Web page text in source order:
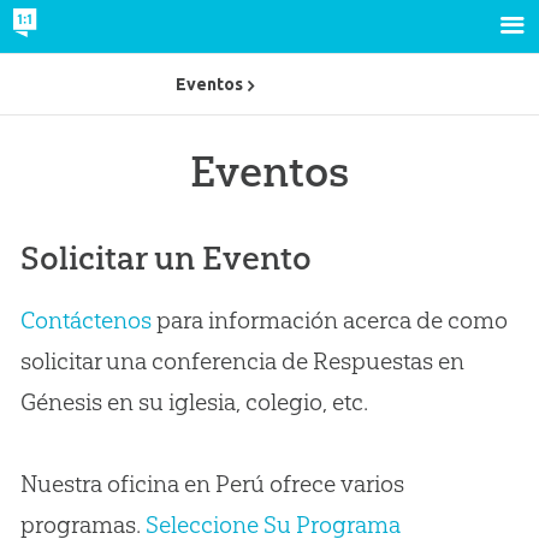
Eventos
Solicitar un Evento
Contáctenospara información acerca de como
solicitar una conferencia de Respuestas en
Génesis en su iglesia, colegio, etc.
Nuestra oficina en Perú ofrece varios
programas. Seleccione Su Programa
Eventos